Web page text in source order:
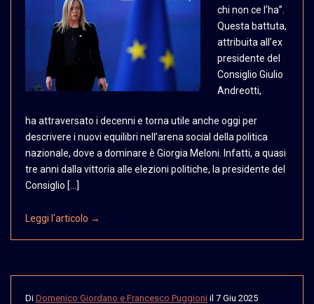
chi non ce l’ha”.
Questa battuta,
attribuita all’ex
presidente del
Consiglio Giulio
Andreotti,
ha attraversato i decenni e torna utile anche oggi per
descrivere i nuovi equilibri nell’arena social della politica
nazionale, dove a dominare è Giorgia Meloni. Infatti, a quasi
tre anni dalla vittoria alle elezioni politiche, la presidente del
Consiglio […]
Leggi l'articolo →
Di Domenico Giordano e Francesco Puggioni il 7 Giu 2025